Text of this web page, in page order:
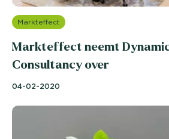
Markteffect
Markteffect neemt
Consultancy over
04-02-2020